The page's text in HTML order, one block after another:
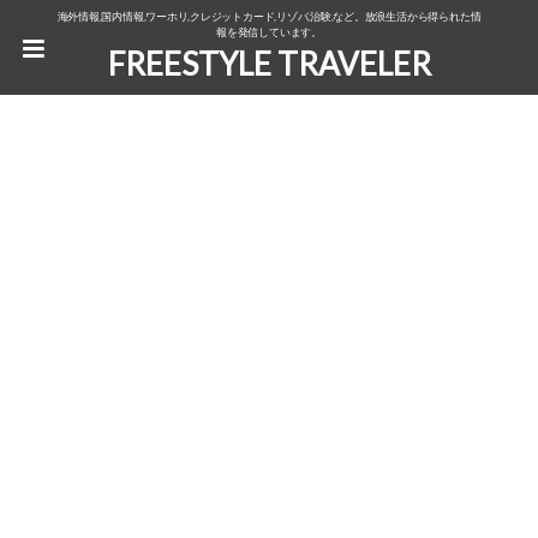
海外情報,国内情報,ワーホリ,クレジットカード,リゾバ,治験,など。放浪生活から得られた情
報を発信しています。
FREESTYLE TRAVELER